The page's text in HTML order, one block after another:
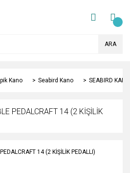
ARA
Kano Seabird Kano SEABIRD
PEDALCRAFT 14 (2 KİŞİLİK